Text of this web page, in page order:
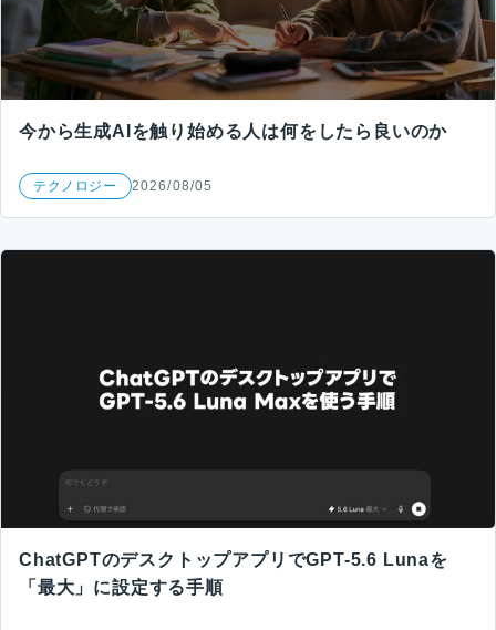
今から生成AIを触り始める人は何をしたら良いのか
テクノロジー 2026/08/05
ChatGPTのデスクトップアプリでGPT-5.6 Lunaを
「最大」に設定する手順